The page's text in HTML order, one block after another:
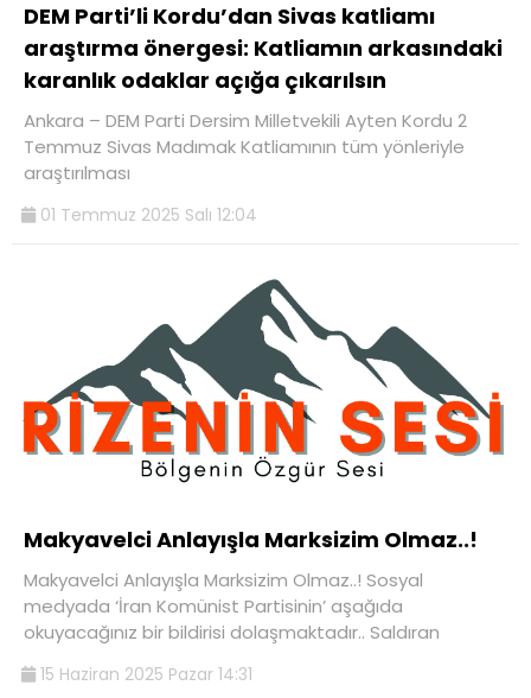
DEM Parti’li Kordu’dan Sivas katliamı
araştırma önergesi: Katliamın arkasındaki
karanlık odaklar açığa çıkarılsın
Ankara – DEM Parti Dersim Milletvekili Ayten Kordu 2
Temmuz Sivas Madımak Katliamının tüm yönleriyle
araştırılması
01 Temmuz 2025 Salı 12:04
Makyavelci Anlayışla Marksizim Olmaz..!
Makyavelci Anlayışla Marksizim Olmaz..! Sosyal
medyada ‘İran Komünist Partisinin’ aşağıda
okuyacağınız bir bildirisi dolaşmaktadır.. Saldıran
15 Haziran 2025 Pazar 14:31